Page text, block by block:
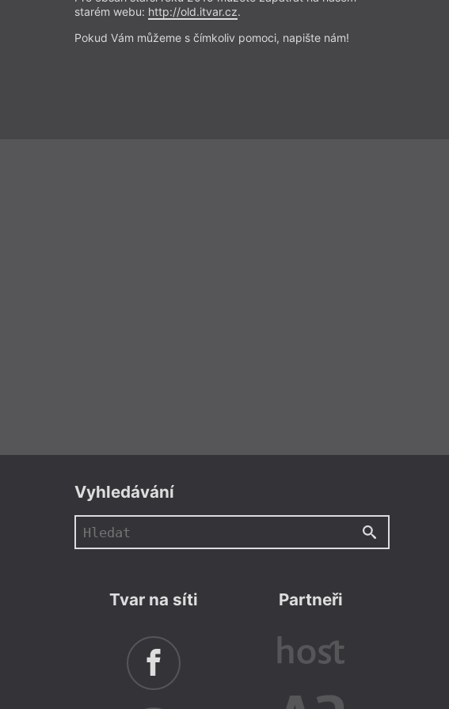
revue Ravt 3/2019
starém webu: http://old.itvar.cz.
Pokud Vám můžeme s čímkoliv pomoci, napište nám!
Vyhledávání
Tvar na síti Partneři